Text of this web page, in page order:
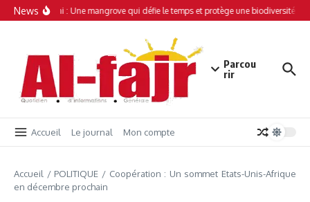
Aller au contenu
News
Simamboini : Une mangrove qui défie le temps et protège une biodiversité
Parcou
rir
Accueil Le journal Mon compte
Accueil / POLITIQUE / Coopération : Un sommet Etats-Unis-Afrique
en décembre prochain